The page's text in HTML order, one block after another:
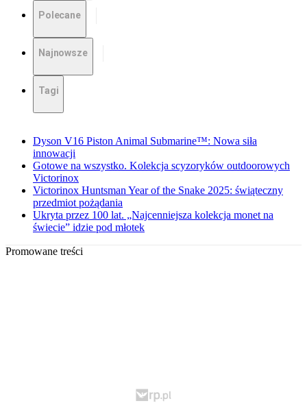
Polecane
Najnowsze
Tagi
Dyson V16 Piston Animal Submarine™: Nowa siła
innowacji
Gotowe na wszystko. Kolekcja scyzoryków outdoorowych
Victorinox
Victorinox Huntsman Year of the Snake 2025: świąteczny
przedmiot pożądania
Ukryta przez 100 lat. „Najcenniejsza kolekcja monet na
świecie” idzie pod młotek
Promowane treści